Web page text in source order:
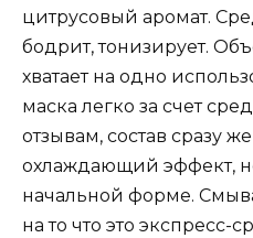
цитрусовый аромат.
бодрит, тонизирует.
хватает на одно
маска легко за счет
отзывам, состав сразу
охлаждающий эффект,
начальной форме.
на то что это экспресс-